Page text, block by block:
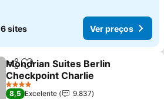
6 sites Ver preços
PartilharAdicionar aos favoritos
Mondrian Suites Berlin
Checkpoint Charlie
4 Estrelas
8,5 Excelente
9.837